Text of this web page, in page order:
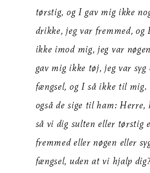
tørstig, og I gav mig ikke
drikke, jeg var fremmed, og
ikke imod mig, jeg var
gav mig ikke tøj, jeg var syg
fængsel, og I så ikke til
også de sige til ham: Herre,
så vi dig sulten eller tørstig
fremmed eller nøgen eller
fængsel, uden at vi hjalp